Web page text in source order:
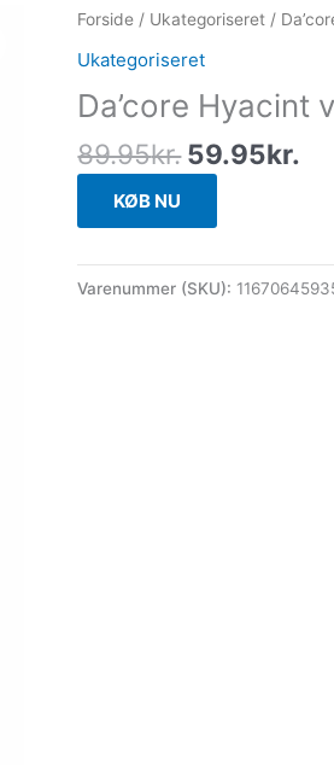
Forside / Ukategoriseret /
Ukategoriseret
Da’core Hyacint
89.95kr.
Den
oprindelige
pris
var:
89.95kr..
59.95kr.
er:
KØB NU
Varenummer (SKU):